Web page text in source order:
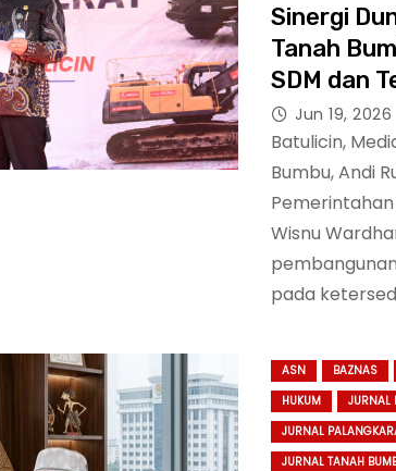
Sinergi
Tanah
SDM dan
Jun 19, 2026
Batulicin,
Bumbu, Andi
Wisnu
pada
ASN BAZNAS
HUKUM
JURNAL
JURNAL
JURNAL TANAH